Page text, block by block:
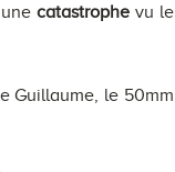
unecatastrophe vu le
Guillaume, le 50mm